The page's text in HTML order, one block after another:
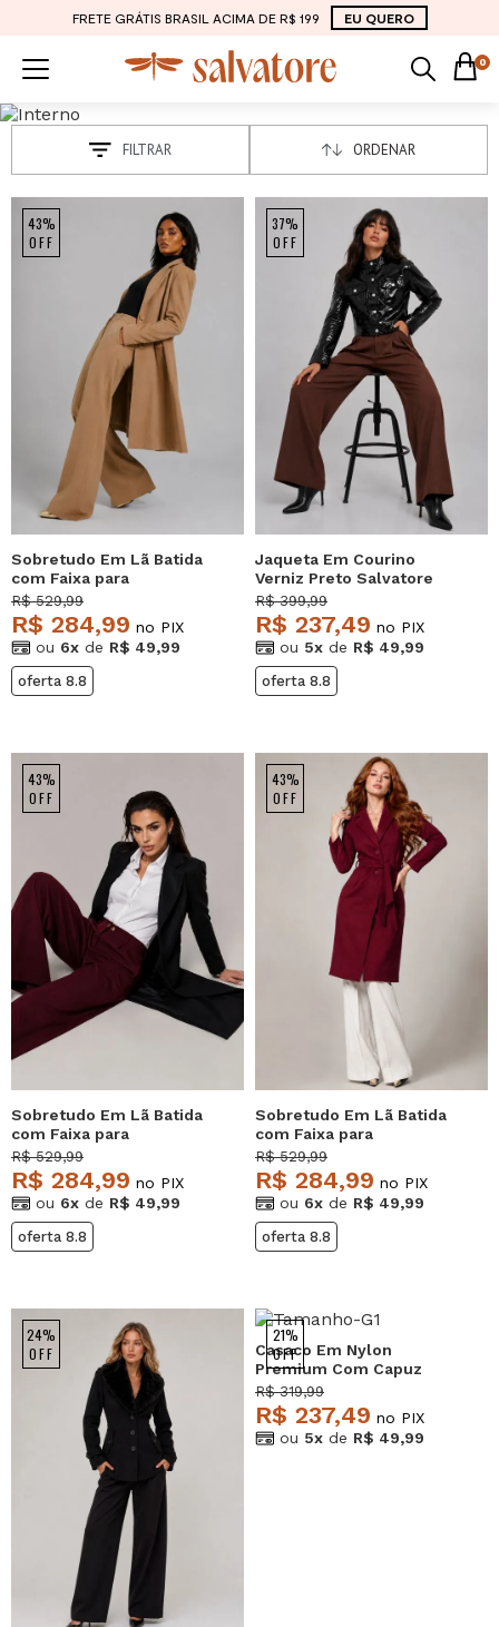
FRETE GRÁTIS BRASIL ACIMA DE R$ 199 EU QUERO
0
FILTRAR ORDENAR
43%
OFF
Sobretudo Em Lã Batida
com Faixa para
Amarração Bege
Salvatore
R$ 529,99
R$ 284,99 no PIX
ou 6x de R$ 49,99
oferta 8.8
37%
OFF
Jaqueta Em Courino
Verniz Preto Salvatore
R$ 399,99
R$ 237,49 no PIX
ou 5x de R$ 49,99
oferta 8.8
43%
OFF
Sobretudo Em Lã Batida
com Faixa para
Amarração Preto
Salvatore
R$ 529,99
R$ 284,99 no PIX
ou 6x de R$ 49,99
oferta 8.8
43%
OFF
Sobretudo Em Lã Batida
com Faixa para
Amarração Vinho
Salvatore
R$ 529,99
R$ 284,99 no PIX
ou 6x de R$ 49,99
oferta 8.8
24%
OFF
21%
OFF
Casaco Em Nylon
Premium Com Capuz
Removível Preto
Salvatore
R$ 319,99
R$ 237,49 no PIX
ou 5x de R$ 49,99